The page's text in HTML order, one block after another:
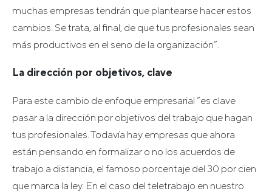
muchas empresas tendrán que plantearse hacer estos
cambios. Se trata, al final, de que tus profesionales sean
más productivos en el seno de la organización”.
La dirección por objetivos, clave
Para este cambio de enfoque empresarial “es clave
pasar a la dirección por objetivos del trabajo que hagan
tus profesionales. Todavía hay empresas que ahora
están pensando en formalizar o no los acuerdos de
trabajo a distancia, el famoso porcentaje del 30 por cien
que marca la ley. En el caso del teletrabajo en nuestro